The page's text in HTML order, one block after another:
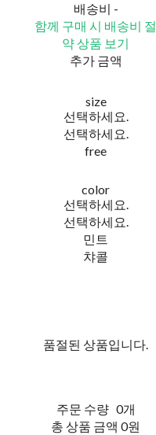
배송비 -
함께 구매 시 배송비 절
약 상품 보기
추가 금액
size
선택하세요.
선택하세요.
free
color
선택하세요.
선택하세요.
민트
챠콜
품절된 상품입니다.
주문 수량 0개
총 상품 금액 0원